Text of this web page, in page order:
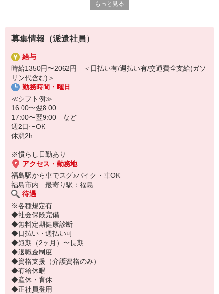
業手当を含む）
≪お仕事内容≫
・夜間巡回
・入居者さんの安否確認
・簡単な事務作業
・生活介助 など
★夜勤専従のいいところ★
・日中より静かで落ち着いている
・人間関係が少ない
・夜勤手当がつく
「夜勤でガッツリ稼ぎたい」「少人数で黙々と働きたい」という方
にオススメな求人です♪
※慣らし日勤あり
もっと見る
募集情報（派遣社員）
給与
時給1350円〜2062円 ＜日払い有/週払い有/交通費全支給(ガソ
リン代含む)＞
勤務時間・曜日
≪シフト例≫
16:00〜翌8:00
17:00〜翌9:00 など
週2日〜OK
休憩2h
※慣らし日勤あり
アクセス・勤務地
福島駅から車でスグ♪バイク・車OK
福島市内 最寄り駅：福島
待遇
※各種規定有
◆社会保険完備
◆無料定期健康診断
◆日払い・週払い可
◆短期（2ヶ月）〜長期
◆退職金制度
◆資格支援（介護資格のみ）
◆有給休暇
◆産休・育休
◆正社員登用